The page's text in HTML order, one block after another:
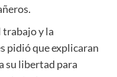
trabajo y la
pidió que explicaran
su libertad para